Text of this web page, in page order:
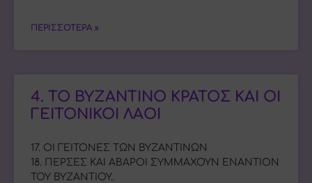
ΠΕΡΙΣΣΟΤΕΡΑ »
4. ΤΟ ΒΥΖΑΝΤΙΝΟ ΚΡΑΤΟΣ ΚΑΙ ΟΙ
ΓΕΙΤΟΝΙΚΟΙ ΛΑΟΙ
17. ΟΙ ΓΕΙΤΟΝΕΣ ΤΩΝ ΒΥΖΑΝΤΙΝΩΝ
18. ΠΕΡΣΕΣ ΚΑΙ ΑΒΑΡΟΙ ΣΥΜΜΑΧΟΥΝ ΕΝΑΝΤΙΟΝ
ΤΟΥ ΒΥΖΑΝΤΙΟΥ..